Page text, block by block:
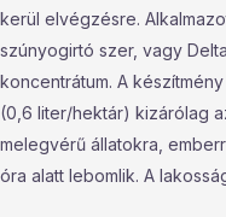
kerül elvégzésre.
szúnyogirtó szer, vagy
koncentrátum. A
(0,6 liter/hektár) kizárólag
melegvérű állatokra,
óra alatt lebomlik. A